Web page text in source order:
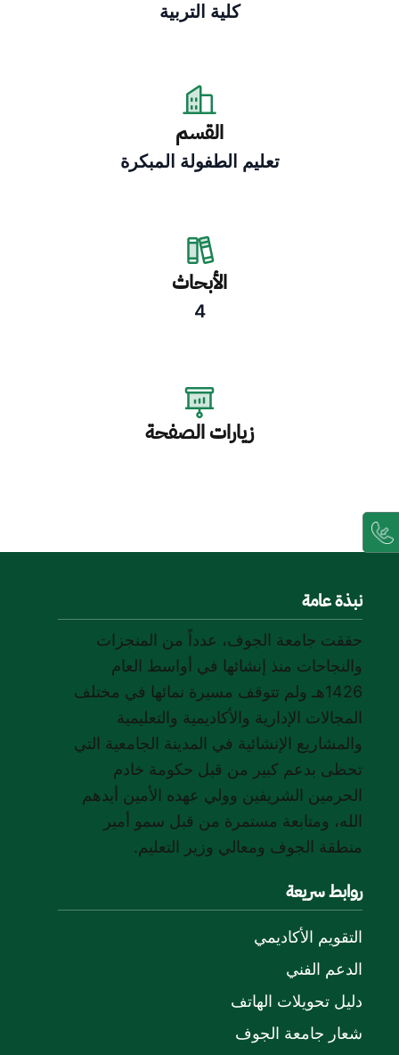
كلية التربية
القسم
تعليم الطفولة المبكرة
الأبحاث
4
زيارات الصفحة
نبذة عامة
حققت جامعة الجوف، عدداً من المنجزات
والنجاحات منذ إنشائها في أواسط العام
1426هـ ولم تتوقف مسيرة نمائها في مختلف
المجالات الإدارية والأكاديمية والتعليمية
والمشاريع الإنشائية في المدينة الجامعية التي
تحظى بدعم كبير من قبل حكومة خادم
الحرمين الشريفين وولي عهده الأمين أيدهم
الله، ومتابعة مستمرة من قبل سمو أمير
منطقة الجوف ومعالي وزير التعليم.
روابط سريعة
التقويم الأكاديمي
الدعم الفني
دليل تحويلات الهاتف
شعار جامعة الجوف